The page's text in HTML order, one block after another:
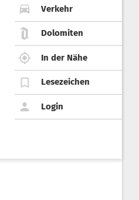
Verkehr
Dolomiten
In der Nähe
Lesezeichen
Login